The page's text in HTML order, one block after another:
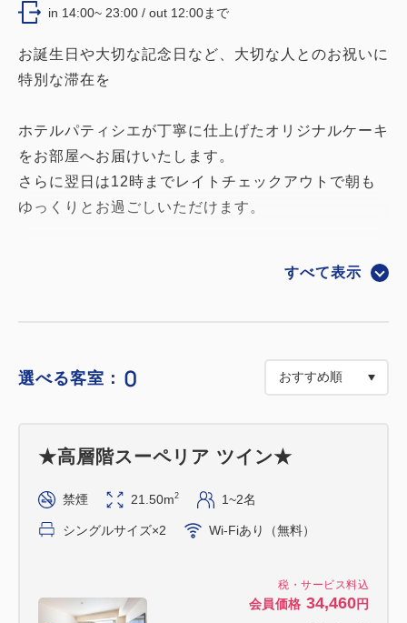
in 14:00~ 23:00 / out 12:00まで
お誕生日や大切な記念日など、大切な人とのお祝いに
特別な滞在を
ホテルパティシエが丁寧に仕上げたオリジナルケーキ
をお部屋へお届けいたします。
さらに翌日は12時までレイトチェックアウトで朝も
ゆっくりとお過ごしいただけます。
・濃厚な味わいが魅力のチョコレートケーキ
・彩り豊かなフルーツタルト
●お届け可能時間
ださい。
（例：19：00～19：30/19：30～20：00など）
すべて表示
選べる客室： 0
税・サービス料込
会員価格 34,460円
★高層階スーペリア ツイン★
禁煙 21.50m2 1~2名
シングルサイズ×2 Wi-Fiあり（無料）